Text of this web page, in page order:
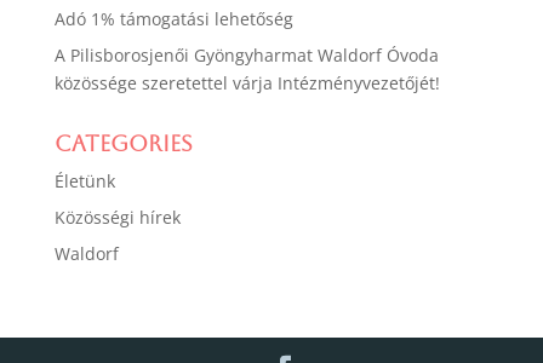
Adó 1% támogatási lehetőség
A Pilisborosjenői Gyöngyharmat Waldorf Óvoda
közössége szeretettel várja Intézményvezetőjét!
Categories
Életünk
Közösségi hírek
Waldorf